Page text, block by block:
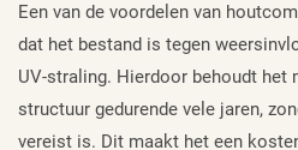
Een van de voordelen van
dat het bestand is tegen
UV-straling. Hierdoor behoudt het
structuur gedurende vele jaren,
vereist is. Dit maakt het een